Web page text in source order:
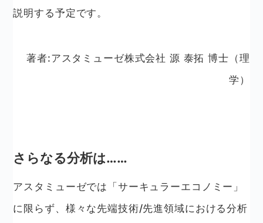
説明する予定です。
著者:アスタミューゼ株式会社 源 泰拓 博士（理
学）
さらなる分析は……
アスタミューゼでは「サーキュラーエコノミー」
に限らず、様々な先端技術/先進領域における分析